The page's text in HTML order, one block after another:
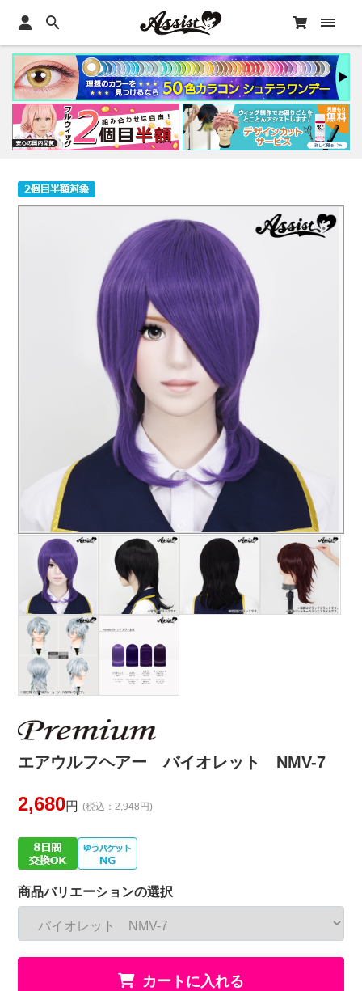
エアウルフヘアー バイオレット NMV-7
2,680円 (税込：2,948円)
商品バリエーションの選択
カートに入れる